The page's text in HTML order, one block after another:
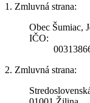
1. Zmluvná strana:
Obec Šumiac,
IČO:
2. Zmluvná strana: